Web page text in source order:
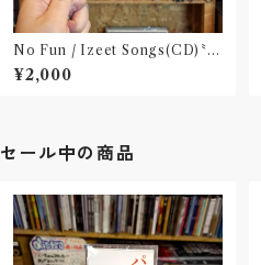
No Fun / Izeet Songs(CD)〝京
都〟
¥2,000
セール中の商品